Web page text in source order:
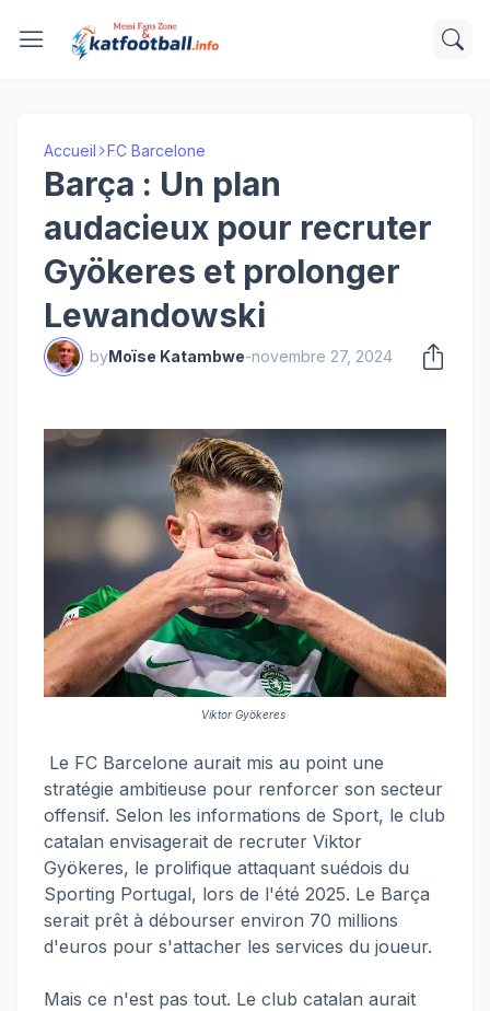
Accueil FC Barcelone
Barça : Un plan
audacieux pour recruter
Gyökeres et prolonger
Lewandowski
byMoïse Katambwe-novembre 27, 2024
Viktor Gyökeres
Le FC Barcelone aurait mis au point une
stratégie ambitieuse pour renforcer son secteur
offensif. Selon les informations de Sport, le club
catalan envisagerait de recruter Viktor
Gyökeres, le prolifique attaquant suédois du
Sporting Portugal, lors de l'été 2025. Le Barça
serait prêt à débourser environ 70 millions
d'euros pour s'attacher les services du joueur.
Mais ce n'est pas tout. Le club catalan aurait